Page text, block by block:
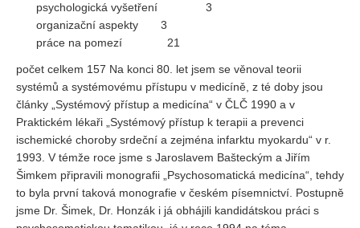
psychologická vyšetření 3
organizační aspekty 3
práce na pomezí 21
počet celkem 157 Na konci 80. let jsem se věnoval teorii
systémů a systémovému přístupu v medicíně, z té doby jsou
články „Systémový přístup a medicína“ v ČLČ 1990 a v
Praktickém lékaři „Systémový přístup k terapii a prevenci
ischemické choroby srdeční a zejména infarktu myokardu“ v r.
1993. V témže roce jsme s Jaroslavem Bašteckým a Jiřím
Šimkem připravili monografii „Psychosomatická medicína“, tehdy
to byla první taková monografie v českém písemnictví. Postupně
jsme Dr. Šimek, Dr. Honzák i já obhájili kandidátskou práci s